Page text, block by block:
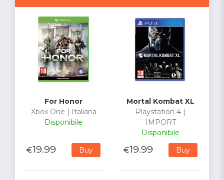
For Honor
Xbox One | Italiana
Disponibile
€19.99 Buy
Mortal Kombat XL
Playstation 4 |
IMPORT
Disponibile
€19.99 Buy